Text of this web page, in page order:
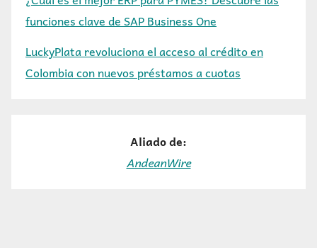
funciones clave de SAP Business One
LuckyPlata revoluciona el acceso al crédito en
Colombia con nuevos préstamos a cuotas
Aliado de:
AndeanWire